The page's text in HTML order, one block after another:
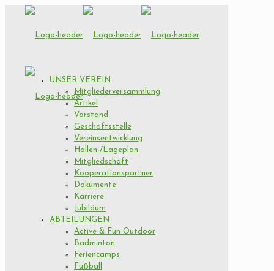
UNSER VEREIN
Mitgliederversammlung
Artikel
Vorstand
Geschäftsstelle
Vereinsentwicklung
Hallen-/Lageplan
Mitgliedschaft
Kooperationspartner
Dokumente
Karriere
Jubiläum
ABTEILUNGEN
Active & Fun Outdoor
Badminton
Feriencamps
Fußball